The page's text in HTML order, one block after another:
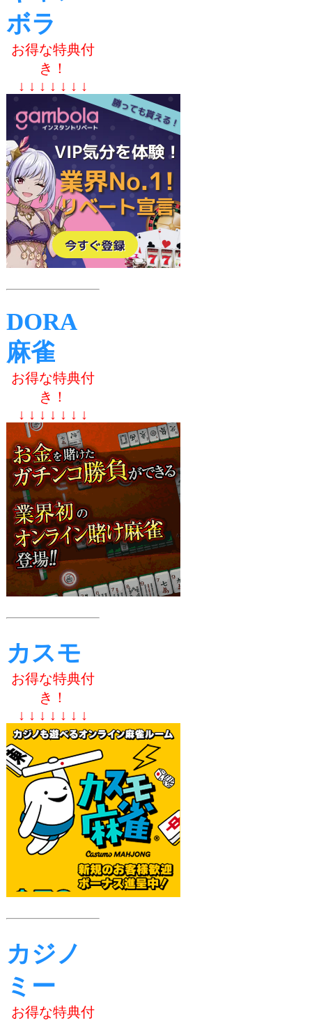
ボラ
お得な特典付
き！
↓ ↓ ↓ ↓ ↓ ↓ ↓
DORA
麻雀
お得な特典付
き！
↓ ↓ ↓ ↓ ↓ ↓ ↓
カスモ
お得な特典付
き！
↓ ↓ ↓ ↓ ↓ ↓ ↓
カジノ
ミー
お得な特典付